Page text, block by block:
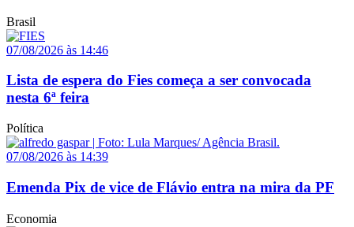
Brasil
07/08/2026 às 14:46
Lista de espera do Fies começa a ser convocada
nesta 6ª feira
Política
07/08/2026 às 14:39
Emenda Pix de vice de Flávio entra na mira da PF
Economia